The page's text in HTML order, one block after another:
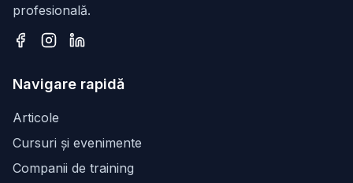
profesională.
Navigare rapidă
Articole
Cursuri și evenimente
Companii de training